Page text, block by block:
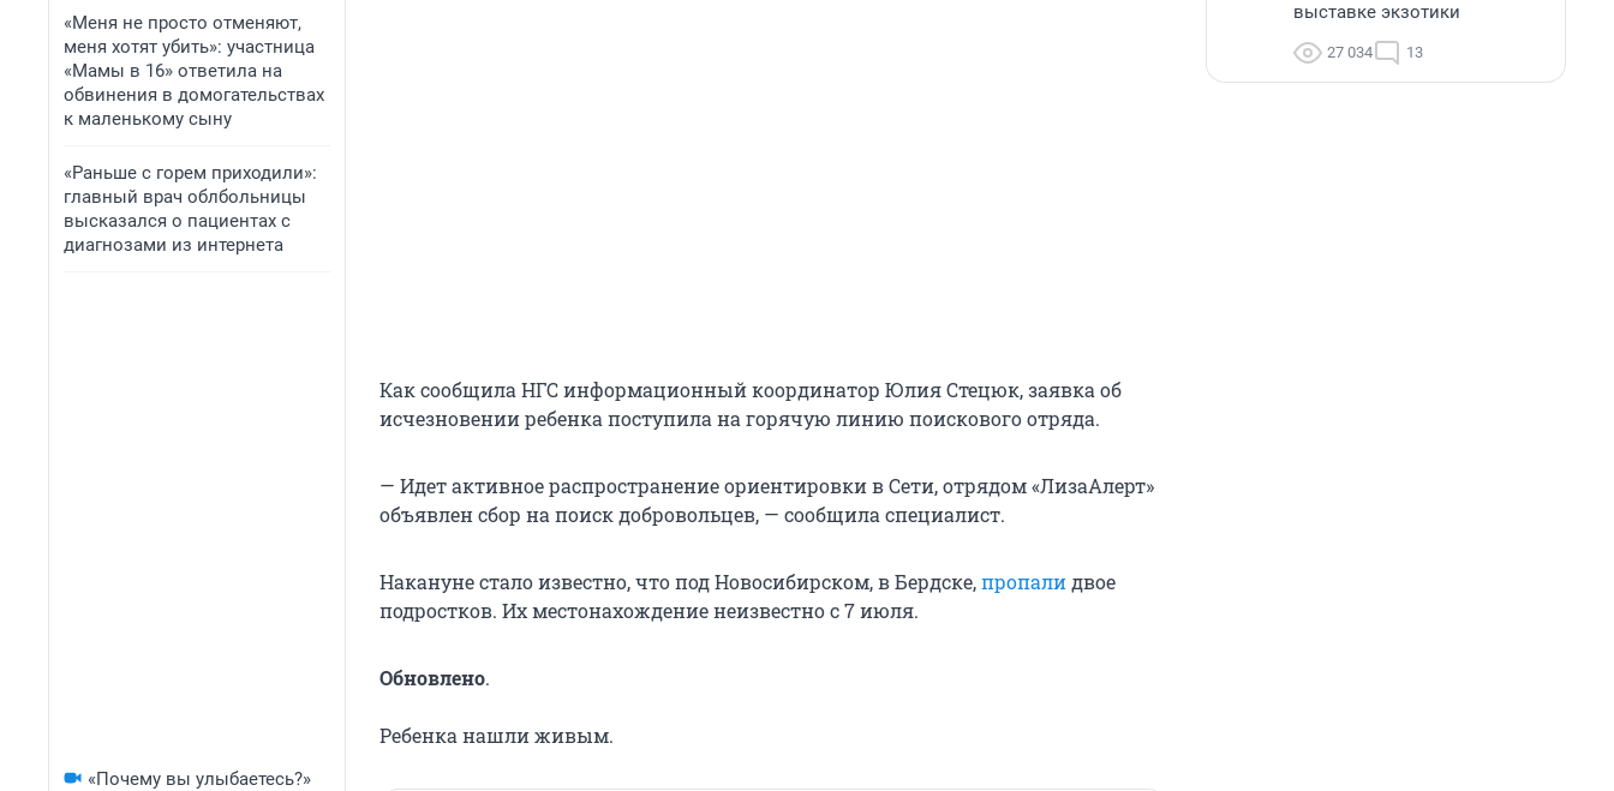
«Меня не просто отменяют,
меня хотят убить»: участница
«Мамы в 16» ответила на
обвинения в домогательствах
к маленькому сыну
«Раньше с горем приходили»:
главный врач облбольницы
высказался о пациентах с
диагнозами из интернета
«Почему вы улыбаетесь?»
Как сообщила НГС информационный координатор Юлия Стецюк, заявка об
исчезновении ребенка поступила на горячую линию поискового отряда.
— Идет активное распространение ориентировки в Сети, отрядом «ЛизаАлерт»
объявлен сбор на поиск добровольцев, — сообщила специалист.
Накануне стало известно, что под Новосибирском, в Бердске,пропалидвое
подростков. Их местонахождение неизвестно с 7 июля.
Обновлено.
Ребенка нашли живым.
выставке экзотики
27 034 13